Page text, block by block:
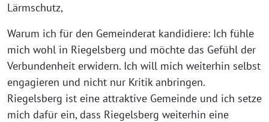
Lärmschutz,
Warum ich für den Gemeinderat kandidiere: Ich fühle
mich wohl in Riegelsberg und möchte das Gefühl der
Verbundenheit erwidern. Ich will mich weiterhin selbst
engagieren und nicht nur Kritik anbringen.
Riegelsberg ist eine attraktive Gemeinde und ich setze
mich dafür ein, dass Riegelsberg weiterhin eine